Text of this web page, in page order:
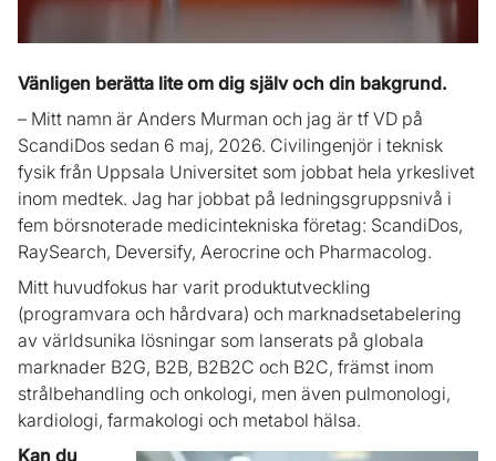
Vänligen berätta lite om dig själv och din bakgrund.
– Mitt namn är Anders Murman och jag är tf VD på
ScandiDos sedan 6 maj, 2026. Civilingenjör i teknisk
fysik från Uppsala Universitet som jobbat hela yrkeslivet
inom medtek. Jag har jobbat på ledningsgruppsnivå i
fem börsnoterade medicintekniska företag: ScandiDos,
RaySearch, Deversify, Aerocrine och Pharmacolog.
Mitt huvudfokus har varit produktutveckling
(programvara och hårdvara) och marknadsetabelering
av världsunika lösningar som lanserats på globala
marknader B2G, B2B, B2B2C och B2C, främst inom
strålbehandling och onkologi, men även pulmonologi,
kardiologi, farmakologi och metabol hälsa.
Kan du